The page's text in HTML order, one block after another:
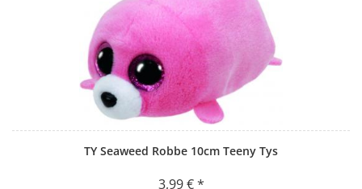
TY Seaweed Robbe 10cm Teeny Tys
3,99 € *